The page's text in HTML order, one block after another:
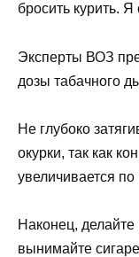
бросить курить.
Эксперты ВОЗ
дозы табачного
Не глубоко
окурки, так как
увеличивается
Наконец,
вынимайте